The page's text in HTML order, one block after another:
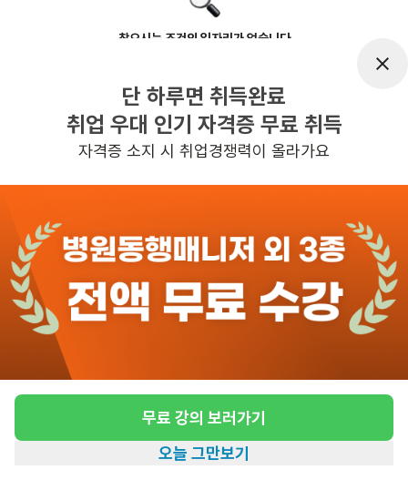
찾으시는 조건의 일자리가 없습니다
반경 3KM 이내의 일자리 확인하기
단 하루면 취득완료
취업 우대 인기 자격증 무료 취득
자격증 소지 시 취업경쟁력이 올라가요
무료 강의 보러가기
오늘 그만보기